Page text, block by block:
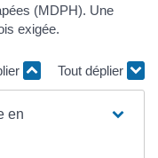
(MDPH). Une
exigée.
Tout déplier
en